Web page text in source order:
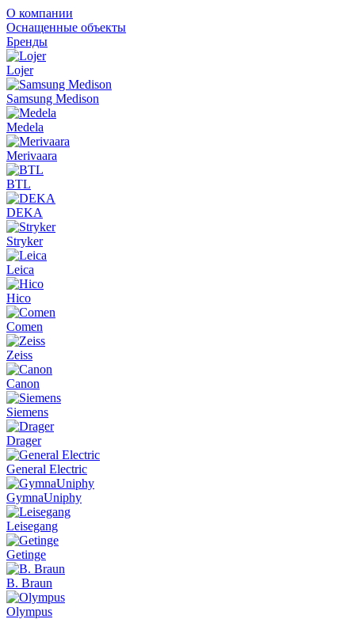
О компании
Оснащенные объекты
Бренды
Lojer
Samsung Medison
Medela
Merivaara
BTL
DEKA
Stryker
Leica
Hico
Comen
Zeiss
Canon
Siemens
Drager
General Electric
GymnaUniphy
Leisegang
Getinge
B. Braun
Olympus